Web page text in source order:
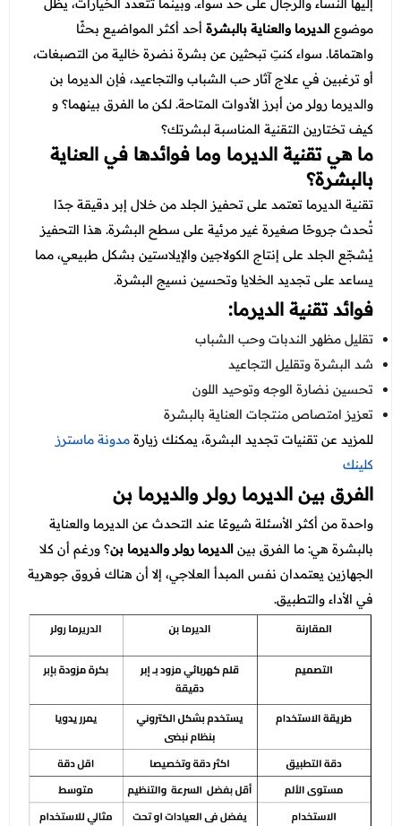
عروض العناية بالشعر
عروض الرجال
عروض جراحات التجميل
عروض قسم الطوارئ
عروض المختبر
عروض الاشعة
عروض الباطنة
عروض العظام
عروض الانف والاذن والحنجرة
عروض العلاج الطبيعي
إليها النساء والرجال على حد سواء. وبينما تتعدد الخيارات، يظل
موضوع الديرما والعناية بالبشرةأحد أكثر المواضيع بحثًا
واهتمامًا. سواء كنتِ تبحثين عن بشرة نضرة خالية من التصبغات،
أو ترغبين في علاج آثار حب الشباب والتجاعيد، فإن الديرما بن
والديرما رولر من أبرز الأدوات المتاحة. لكن ما الفرق بينهما؟ و
كيف تختارين التقنية المناسبة لبشرتك؟
ما هي تقنية الديرما وما فوائدها في العناية
بالبشرة؟
تقنية الديرما تعتمد على تحفيز الجلد من خلال إبر دقيقة جدًا
تُحدث جروحًا صغيرة غير مرئية على سطح البشرة. هذا التحفيز
يُشجّع الجلد على إنتاج الكولاجين والإيلاستين بشكل طبيعي، مما
يساعد على تجديد الخلايا وتحسين نسيج البشرة.
فوائد تقنية الديرما:
تقليل مظهر الندبات وحب الشباب
شد البشرة وتقليل التجاعيد
تحسين نضارة الوجه وتوحيد اللون
تعزيز امتصاص منتجات العناية بالبشرة
للمزيد عن تقنيات تجديد البشرة، يمكنك زيارة مدونة ماسترز
كلينك
الفرق بين الديرما رولر والديرما بن
واحدة من أكثر الأسئلة شيوعًا عند التحدث عن الديرما والعناية
بالبشرة هي: ما الفرق بينالديرما رولر والديرما بن؟ ورغم أن كلا
الجهازين يعتمدان نفس المبدأ العلاجي، إلا أن هناك فروق جوهرية
في الأداء والتطبيق.